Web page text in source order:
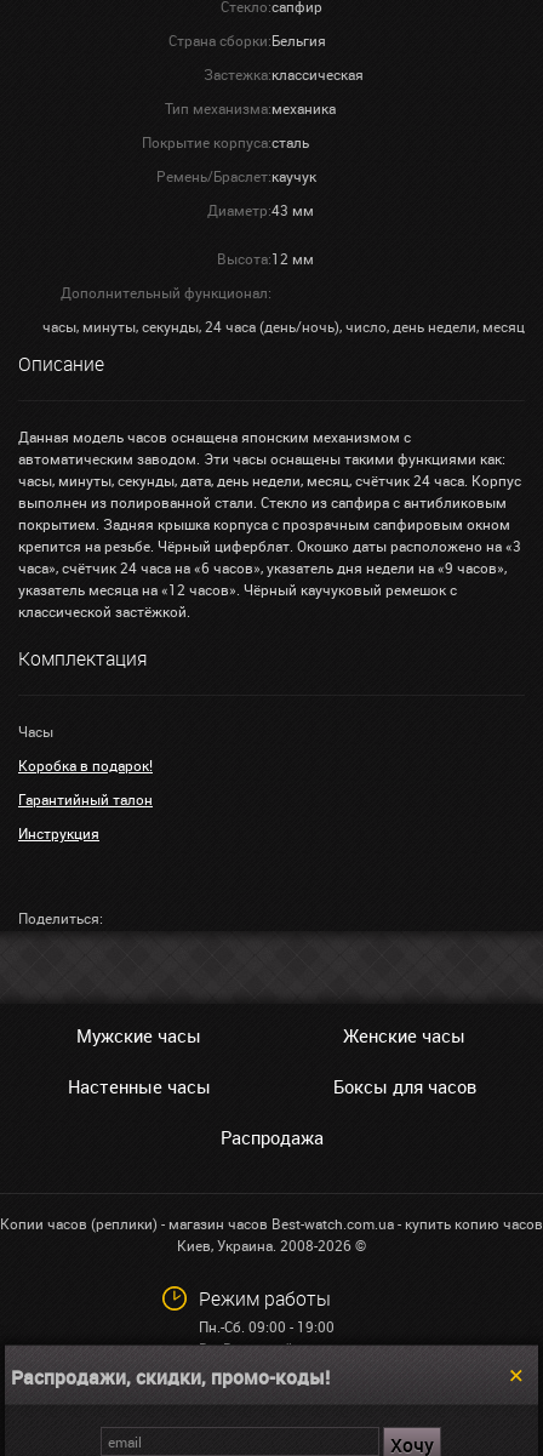
Стекло:сапфир
Страна сборки:Бельгия
Застежка:классическая
Тип механизма:механика
Покрытие корпуса:сталь
Ремень/Браслет:каучук
Диаметр:43 мм
Высота:12 мм
Дополнительный функционал:
часы, минуты, секунды, 24 часа (день/ночь), число, день недели, месяц
Описание
Данная модель часов оснащена японским механизмом с
автоматическим заводом. Эти часы оснащены такими функциями как:
часы, минуты, секунды, дата, день недели, месяц, счётчик 24 часа. Корпус
выполнен из полированной стали. Стекло из сапфира с антибликовым
покрытием. Задняя крышка корпуса с прозрачным сапфировым окном
крепится на резьбе. Чёрный циферблат. Окошко даты расположено на «3
часа», счётчик 24 часа на «6 часов», указатель дня недели на «9 часов»,
указатель месяца на «12 часов». Чёрный каучуковый ремешок с
классической застёжкой.
Комплектация
Часы
Коробка в подарок!
Гарантийный талон
Инструкция
Поделиться:
Мужские часы Женские часы
Настенные часы Боксы для часов
Распродажа
Копии часов (реплики) - магазин часов Best-watch.com.ua - купить копию часов
Киев, Украина. 2008-2026 ©
Режим работы
Пн.-Сб. 09:00 - 19:00
Вс: Выходной
+38 (068)591-32-23
info@best-watch.com.ua
Распродажи, скидки, промо-коды!